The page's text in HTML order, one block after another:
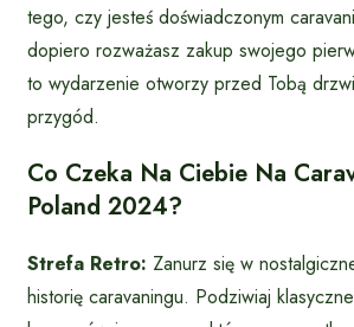
tego, czy jesteś doświadczonym
dopiero rozważasz zakup swojego
to wydarzenie otworzy przed Tobą
przygód.
Co Czeka Na Ciebie Na
Poland 2024?
Strefa Retro: Zanurz się w
historię caravaningu. Podziwiaj